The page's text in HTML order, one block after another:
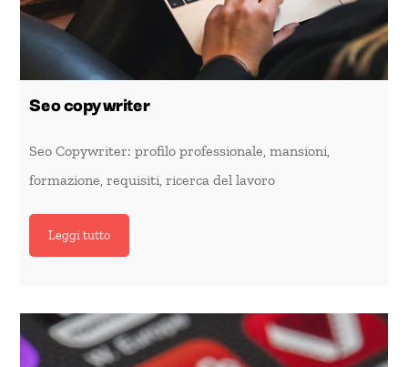
Seo copywriter
Seo Copywriter: profilo professionale, mansioni,
formazione, requisiti, ricerca del lavoro
Leggi tutto